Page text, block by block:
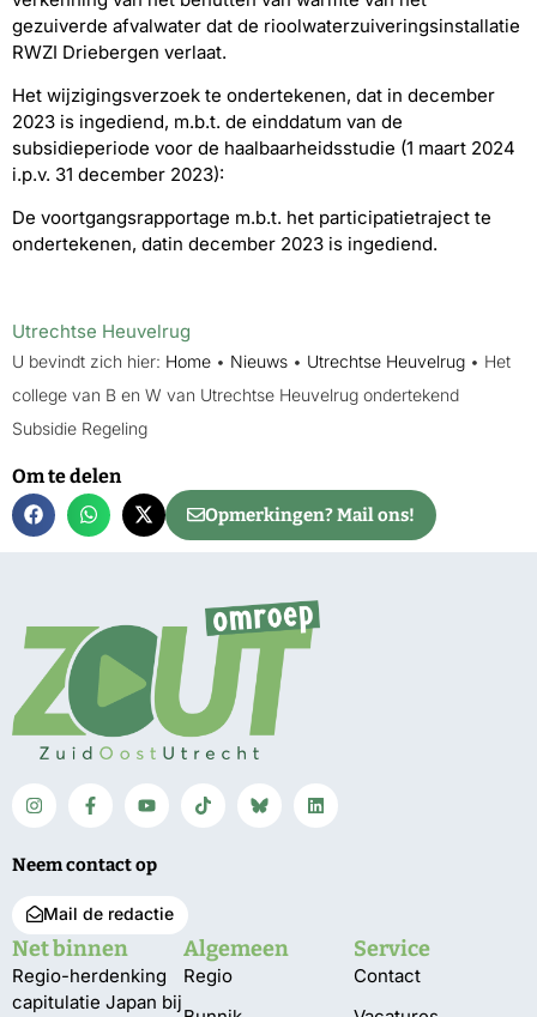
gezuiverde afvalwater dat de rioolwaterzuiveringsinstallatie
RWZI Driebergen verlaat.
Het wijzigingsverzoek te ondertekenen, dat in december
2023 is ingediend, m.b.t. de einddatum van de
subsidieperiode voor de haalbaarheidsstudie (1 maart 2024
i.p.v. 31 december 2023):
De voortgangsrapportage m.b.t. het participatietraject te
ondertekenen, datin december 2023 is ingediend.
Utrechtse Heuvelrug
U bevindt zich hier: Home • Nieuws • Utrechtse Heuvelrug • Het
college van B en W van Utrechtse Heuvelrug ondertekend
Subsidie Regeling
Om te delen
Opmerkingen? Mail ons!
Neem contact op
Mail de redactie
Net binnen
Regio-herdenking
capitulatie Japan bij
Algemeen
Regio
Service
Contact